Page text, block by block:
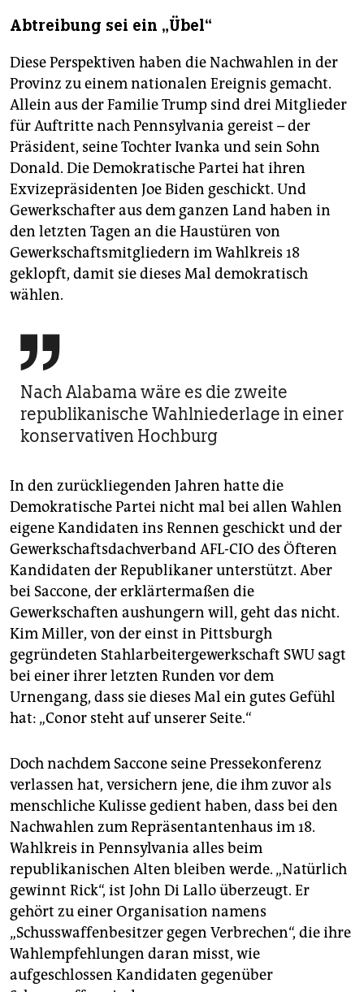
Abtreibung sei ein „Übel“
Diese Perspektiven haben die Nachwahlen in der
Provinz zu einem nationalen Ereignis gemacht.
Allein aus der Familie Trump sind drei Mitglieder
für Auftritte nach Pennsylvania gereist – der
Präsident, seine Tochter Ivanka und sein Sohn
Donald. Die Demokratische Partei hat ihren
Exvizepräsidenten Joe Biden geschickt. Und
Gewerkschafter aus dem ganzen Land haben in
den letzten Tagen an die Haustüren von
Gewerkschaftsmitgliedern im Wahlkreis 18
geklopft, damit sie dieses Mal demokratisch
wählen.

Nach Alabama wäre es die zweite
republikanische Wahlniederlage in einer
konservativen Hochburg
In den zurückliegenden Jahren hatte die
Demokratische Partei nicht mal bei allen Wahlen
eigene Kandidaten ins Rennen geschickt und der
Gewerkschaftsdachverband AFL-CIO des Öfteren
Kandidaten der Republikaner unterstützt. Aber
bei Saccone, der erklärtermaßen die
Gewerkschaften aushungern will, geht das nicht.
Kim Miller, von der einst in Pittsburgh
gegründeten Stahlarbeitergewerkschaft SWU sagt
bei einer ihrer letzten Runden vor dem
Urnengang, dass sie dieses Mal ein gutes Gefühl
hat: „Conor steht auf unserer Seite.“
Doch nachdem Saccone seine Pressekonferenz
verlassen hat, versichern jene, die ihm zuvor als
menschliche Kulisse gedient haben, dass bei den
Nachwahlen zum Repräsentantenhaus im 18.
Wahlkreis in Pennsylvania alles beim
republikanischen Alten bleiben werde. „Natürlich
gewinnt Rick“, ist John Di Lallo überzeugt. Er
gehört zu einer Organisation namens
„Schusswaffenbesitzer gegen Verbrechen“, die ihre
Wahlempfehlungen daran misst, wie
aufgeschlossen Kandidaten gegenüber